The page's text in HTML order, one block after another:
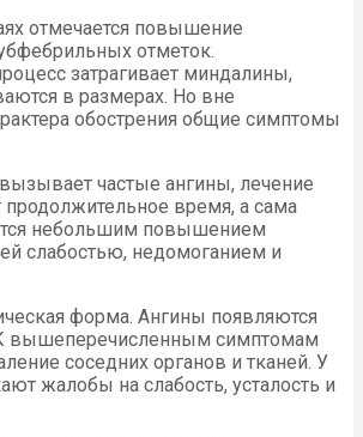
отмечается повышение
отметок.
затрагивает миндалины,
в размерах. Но вне
обострения общие симптомы
частые ангины, лечение
продолжительное время, а сама
небольшим повышением
слабостью, недомоганием и
форма. Ангины появляются
вышеперечисленным симптомам
соседних органов и тканей. У
жалобы на слабость, усталость и